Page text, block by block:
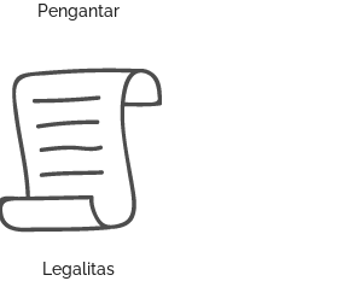
Pengantar
Legalitas